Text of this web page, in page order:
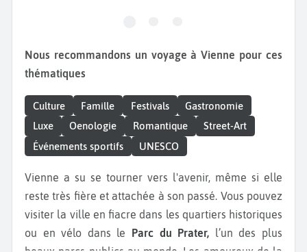
Nous recommandons un voyage à Vienne pour ces
thématiques
Culture Famille Festivals
Gastronomie
Luxe
Oenologie Romantique
Street-Art
Événements sportifs
UNESCO
Vienne a su se tourner vers l'avenir, même si elle
reste très fière et attachée à son passé. Vous pouvez
visiter la ville en fiacre dans les quartiers historiques
ou en vélo dans le
Parc du Prater, l’un des plus